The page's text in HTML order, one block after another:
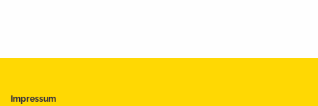
Impressum